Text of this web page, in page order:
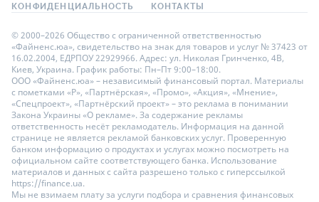
КОНФИДЕНЦИАЛЬНОСТЬ КОНТАКТЫ
© 2000–2026 Общество с ограниченной ответственностью
«Файненс.юа», свидетельство на знак для товаров и услуг № 37423 от
16.02.2004, ЕДРПОУ 22929966. Адрес: ул. Николая Гринченко, 4В,
Киев, Украина. График работы: Пн–Пт 9:00–18:00.
ООО «Файненс.юа» – независимый финансовый портал. Материалы
с пометками «Р», «Партнёрская», «Промо», «Акция», «Мнение»,
«Спецпроект», «Партнёрский проект» – это реклама в понимании
Закона Украины «О рекламе». За содержание рекламы
ответственность несёт рекламодатель. Информация на данной
странице не является рекламой банковских услуг. Проверенную
банком информацию о продуктах и услугах можно посмотреть на
официальном сайте соответствующего банка. Использование
материалов и данных с сайта разрешено только с гиперссылкой
https://finance.ua.
Мы не взимаем плату за услуги подбора и сравнения финансовых